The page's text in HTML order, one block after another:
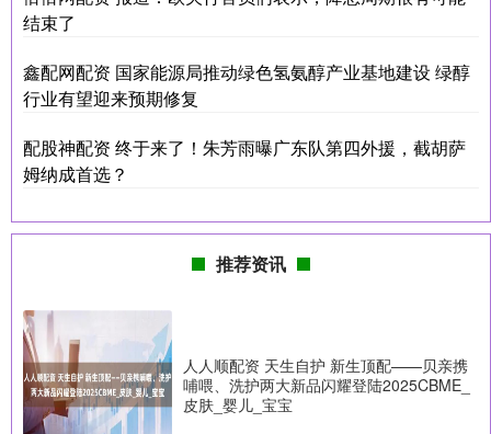
结束了
鑫配网配资 国家能源局推动绿色氢氨醇产业基地建设 绿醇
行业有望迎来预期修复
配股神配资 终于来了！朱芳雨曝广东队第四外援，截胡萨
姆纳成首选？
推荐资讯
人人顺配资 天生自护 新生顶配——贝亲携
哺喂、洗护两大新品闪耀登陆2025CBME_
皮肤_婴儿_宝宝